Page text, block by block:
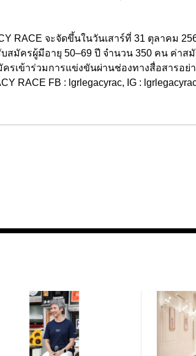
RACE จะจัดขึ้นในวันเสาร์ที่ 31 ตุลาคม
บสมัครผู้มีอายุ 50–69 ปี จำนวน 350 คน ค่าส
รเข้าร่วมการแข่งขันผ่านช่องทางสื่อสารอย่า
RACE FB : lgrlegacyrac, IG :